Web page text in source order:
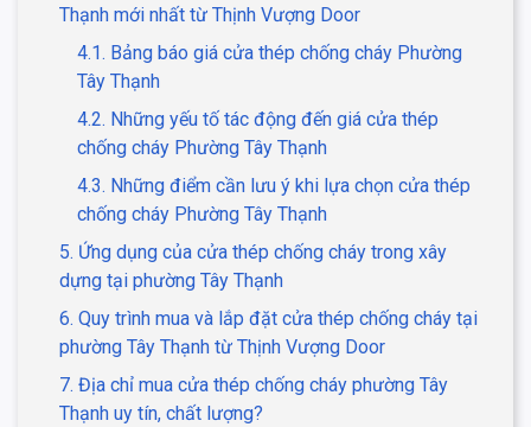
Thạnh mới nhất từ Thịnh Vượng Door
4.1. Bảng báo giá cửa thép chống cháy Phường
Tây Thạnh
4.2. Những yếu tố tác động đến giá cửa thép
chống cháy Phường Tây Thạnh
4.3. Những điểm cần lưu ý khi lựa chọn cửa thép
chống cháy Phường Tây Thạnh
5. Ứng dụng của cửa thép chống cháy trong xây
dựng tại phường Tây Thạnh
6. Quy trình mua và lắp đặt cửa thép chống cháy tại
phường Tây Thạnh từ Thịnh Vượng Door
7. Địa chỉ mua cửa thép chống cháy phường Tây
Thạnh uy tín, chất lượng?